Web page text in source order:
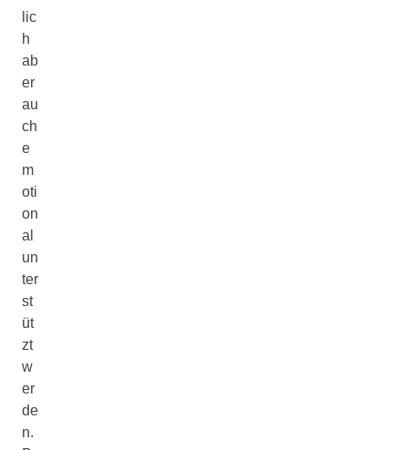
lic
h
ab
er
au
ch
e
m
oti
on
al
un
ter
st
üt
zt
w
er
de
n.